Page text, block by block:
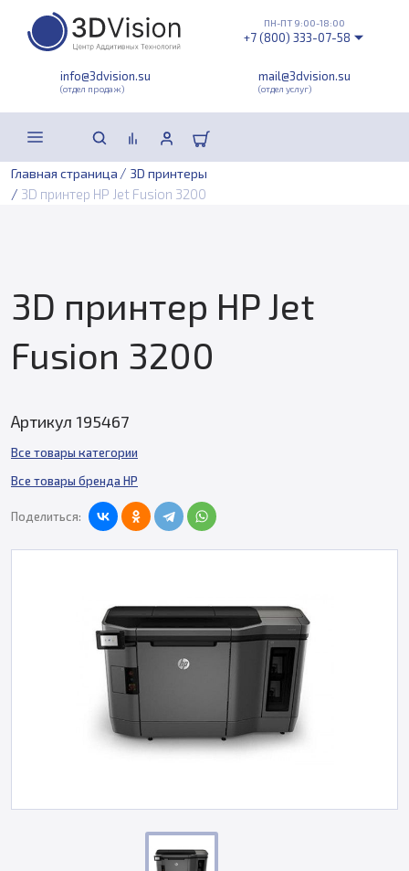
info@3dvision.su
(отдел продаж)
mail@3dvision.su
(отдел услуг)
ПН-ПТ 9:00-18:00
+7 (800) 333-07-58
Главная страница / 3D принтеры
/ 3D принтер HP Jet Fusion 3200
3D принтер HP Jet
Fusion 3200
Артикул 195467
Все товары категории
Все товары бренда HP
Поделиться: